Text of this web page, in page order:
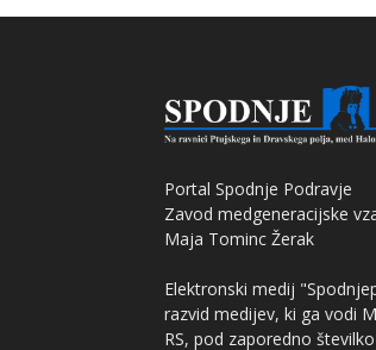
Portal Spodnje Podravje
Zavod medgeneracijske
Maja Tominc Žerak
Elektronski medij
razvid medijev, ki ga vodi
RS, pod zaporedno